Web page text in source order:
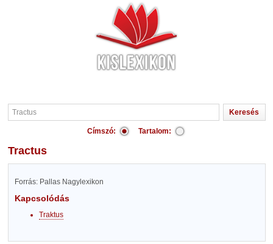
Címszó: Tartalom:
Tractus
Forrás: Pallas Nagylexikon
Kapcsolódás
Traktus